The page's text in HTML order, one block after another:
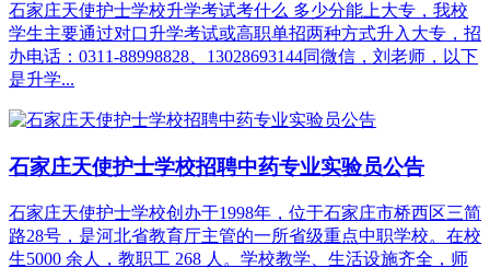
石家庄天使护士学校升学考试考什么 多少分能上大专，我校
学生主要通过‌对口升学考试‌或‌高职单招‌两种方式升入大专，招
办电话：0311-88998828、13028693144同微信，刘老师，以下
是升学...
石家庄天使护士学校招聘中药专业实验员公告
石家庄天使护士学校创办于1998年，位于石家庄市桥西区三简
路28号，是河北省教育厅主管的一所省级重点中职学校。在校
生5000 余人，教职工 268 人。学校教学、生活设施齐全，师